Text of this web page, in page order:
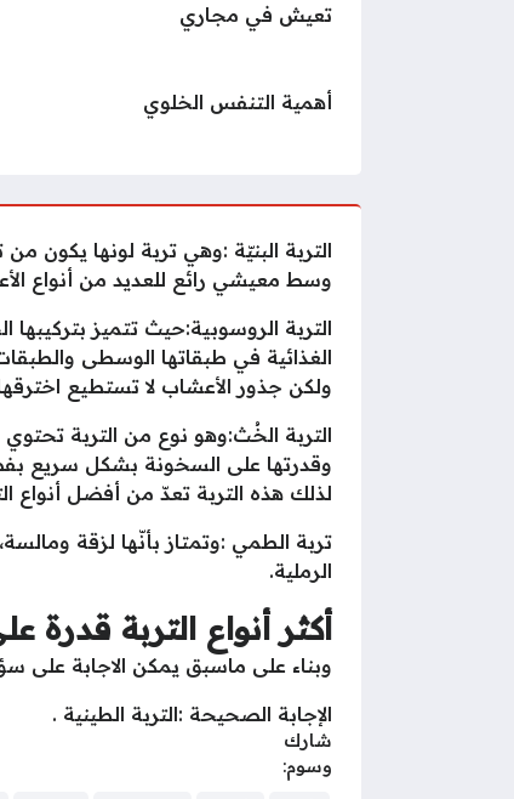
تعيش في مجاري
أهمية التنفس الخلوي
التربة البنيّة :وهي تربة لونها يكون
وسط معيشي رائع للعديد من أنواع
التربة الروسوبية:حيث تتميز بتركيبها
الغذائية في طبقاتها الوسطى
ولكن جذور الأعشاب لا تستطيع
التربة الخُث:وهو نوع من التربة
وقدرتها على السخونة بشكل سريع
لذلك هذه التربة تعدّ من أفضل أنواع
تربة الطمي :وتمتاز بأنّها لزقة
الرملية.
أكثر أنواع التربة قدرة
وبناء على ماسبق يمكن الاجابة على
الإجابة الصحيحة :التربة الطينية .
شارك
وسوم: